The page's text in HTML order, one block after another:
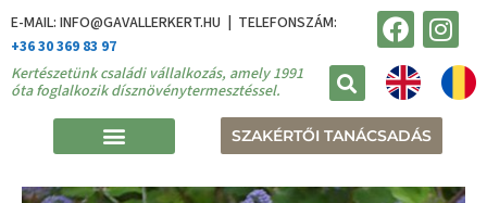
E-MAIL: INFO@GAVALLERKERT.HU | TELEFONSZÁM:
+36 30 369 83 97
Kertészetünk családi vállalkozás, amely 1991
óta foglalkozik dísznövénytermesztéssel.
SZAKÉRTŐI TANÁCSADÁS